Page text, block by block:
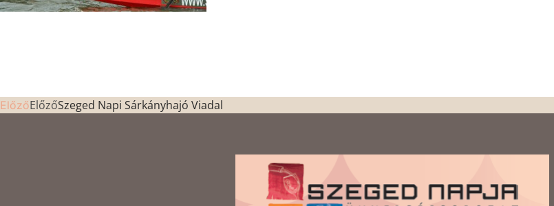
ElőzőElőzőSzeged Napi Sárkányhajó Viadal